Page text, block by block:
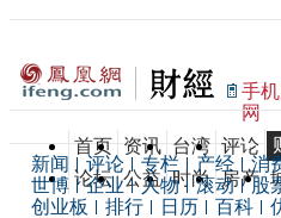
手
网
首页 资讯 台湾 评论
论坛 公益 时尚 房产
新闻 评论 专栏 产经 消
世博
企业 人物 滚动 股
创业板
排行 日历 百科